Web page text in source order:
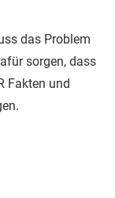
das Problem
sorgen, dass
Fakten und